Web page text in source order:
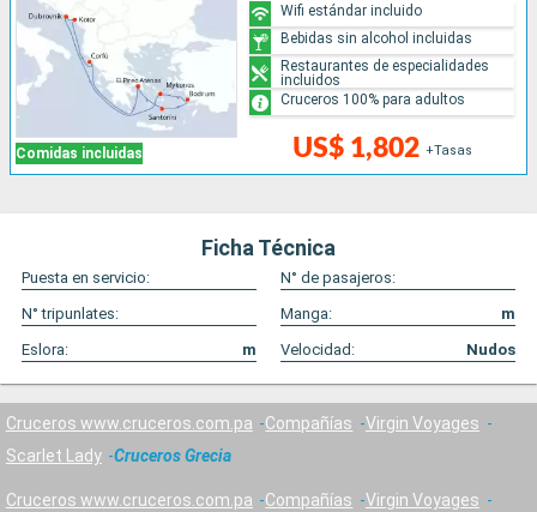
Comidas incluidas US$ 1,802 +Tasas
Wifi estándar incluido
Bebidas sin alcohol incluidas
Restaurantes de especialidades
incluidos
Cruceros 100% para adultos
Ficha Técnica
Puesta en servicio:
N° de pasajeros:
N° tripunlates:
Manga:
m
Eslora:
m Velocidad: Nudos
Cruceros www.cruceros.com.pa Compañías
Virgin Voyages
Scarlet Lady
Cruceros Grecia
Cruceros www.cruceros.com.pa Compañías
Virgin Voyages